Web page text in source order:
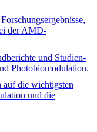
der AMD-
und Studien-
Photobiomodulation.
auf die wichtigsten
und die